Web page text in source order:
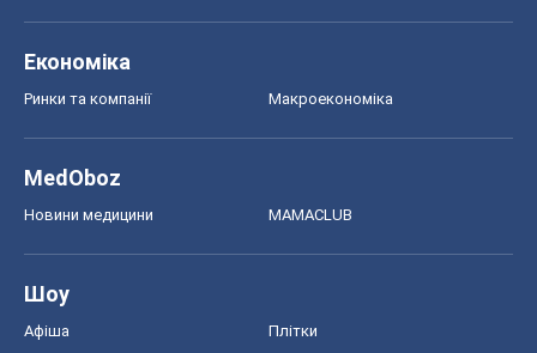
Економіка
Ринки та компанії Макроекономіка
MedOboz
Новини медицини MAMACLUB
Шоу
Афіша Плітки